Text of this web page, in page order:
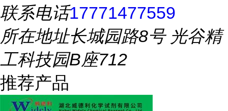
联系电话17771477559
所在地址长城园路8号 光谷精
工科技园B座712
推荐产品